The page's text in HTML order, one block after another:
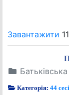
Завантажити
Категорія:44